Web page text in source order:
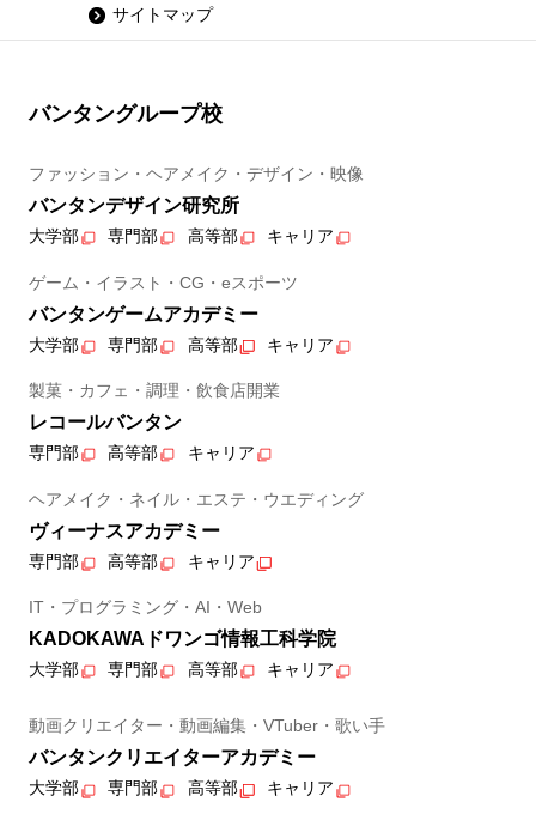
サイトマップ
バンタングループ校
ファッション・ヘアメイク・デザイン・映像
バンタンデザイン研究所
大学部 専門部 高等部 キャリア
ゲーム・イラスト・CG・eスポーツ
バンタンゲームアカデミー
大学部 専門部 高等部 キャリア
製菓・カフェ・調理・飲食店開業
レコールバンタン
専門部 高等部 キャリア
ヘアメイク・ネイル・エステ・ウエディング
ヴィーナスアカデミー
専門部 高等部 キャリア
IT・プログラミング・AI・Web
KADOKAWAドワンゴ情報工科学院
大学部 専門部 高等部 キャリア
動画クリエイター・動画編集・VTuber・歌い手
バンタンクリエイターアカデミー
大学部 専門部 高等部 キャリア